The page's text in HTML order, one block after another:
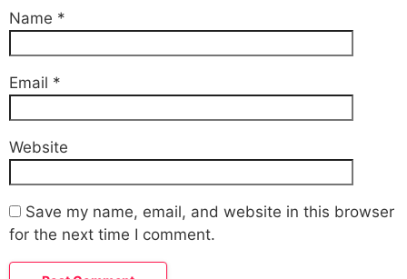
Name *
Email *
Website
Save my name, email, and website in this browser
for the next time I comment.